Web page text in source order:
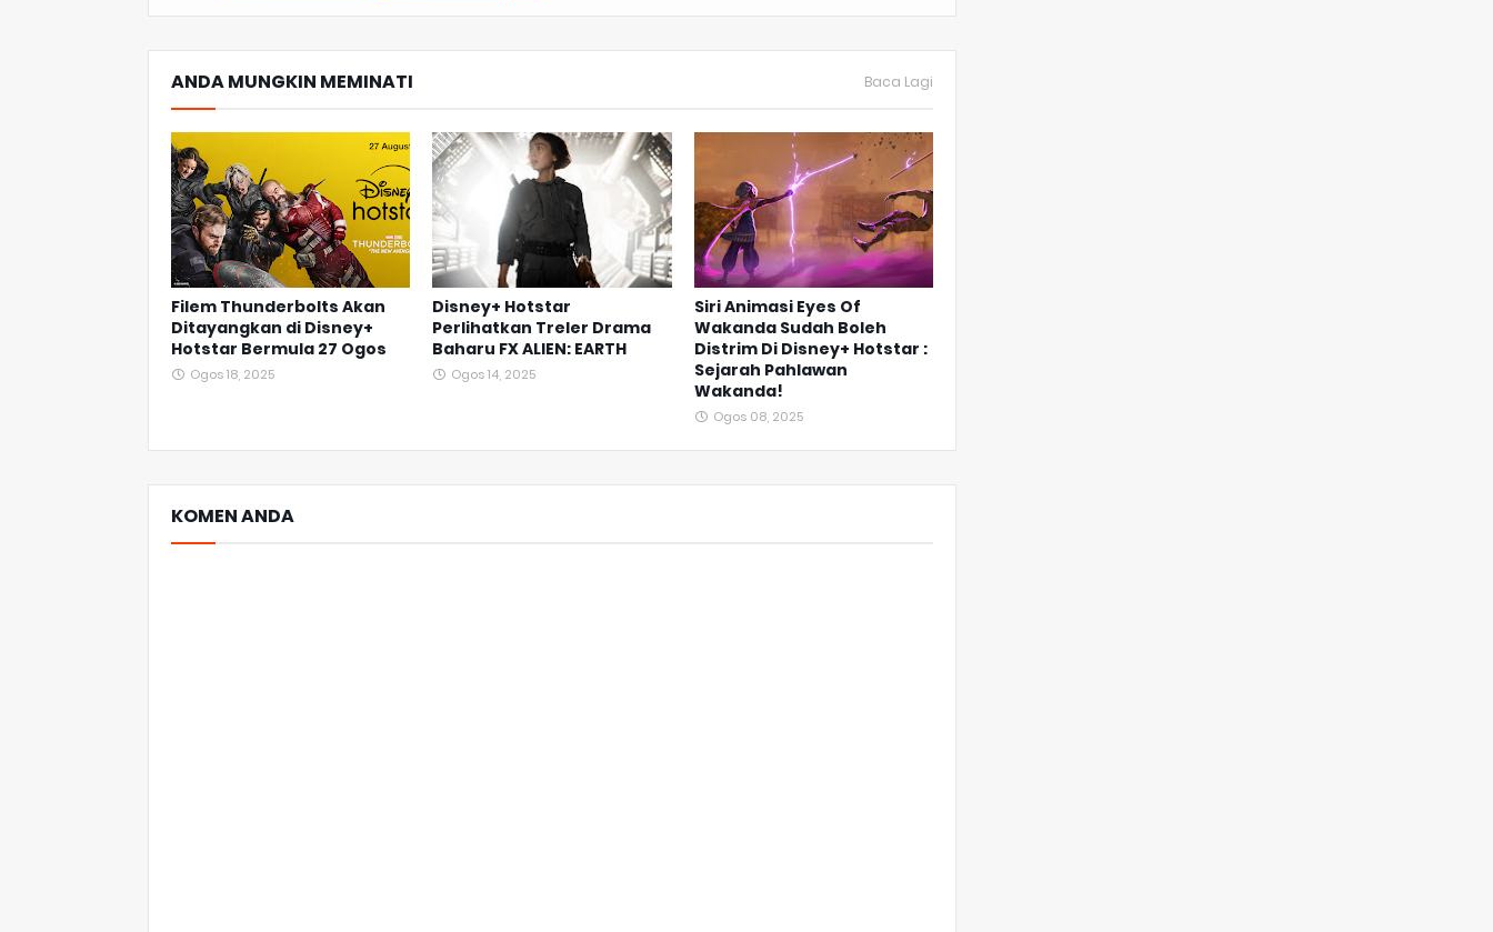
ANDA MUNGKIN MEMINATI Baca Lagi
Filem Thunderbolts Akan
Ditayangkan di Disney+
Hotstar Bermula 27 Ogos
Ogos 18, 2025
Disney+ Hotstar
Perlihatkan Treler Drama
Baharu FX ALIEN: EARTH
Ogos 14, 2025
Siri Animasi Eyes Of
Wakanda Sudah Boleh
Distrim Di Disney+ Hotstar :
Sejarah Pahlawan
Wakanda!
Ogos 08, 2025
KOMEN ANDA